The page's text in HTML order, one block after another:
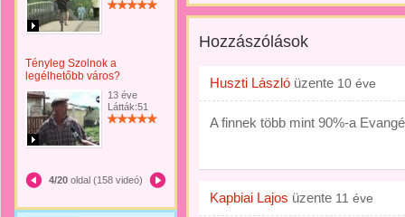
Tényleg Szolnok a
legélhetőbb város?
13 éve
Látták:51
4/20 oldal (158 videó)
Hozzászólások
Huszti László üzente 10 éve
A finnek több mint 90%-a
Kapbiai Lajos üzente 11 éve